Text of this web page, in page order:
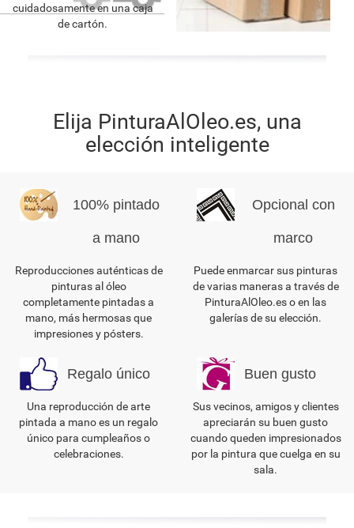
cuidadosamente en una caja
de cartón.
Elija PinturaAlOleo.es, una
elección inteligente
100% pintado
a mano
Reproducciones auténticas de
pinturas al óleo
completamente pintadas a
mano, más hermosas que
impresiones y pósters.
Opcional con
marco
Puede enmarcar sus pinturas
de varias maneras a través de
PinturaAlOleo.es o en las
galerías de su elección.
Regalo único
Una reproducción de arte
pintada a mano es un regalo
único para cumpleaños o
celebraciones.
Buen gusto
Sus vecinos, amigos y clientes
apreciarán su buen gusto
cuando queden impresionados
por la pintura que cuelga en su
sala.